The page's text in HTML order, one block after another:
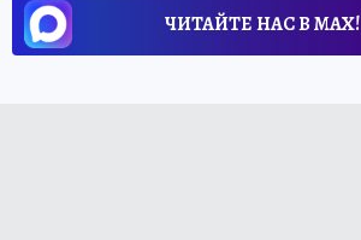
ЧИТАЙТЕ НАС В МАХ!